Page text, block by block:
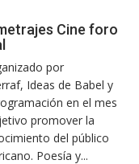
Cine foro
por
Ideas de Babel y
en el mes
promover la
del público
Poesía y...